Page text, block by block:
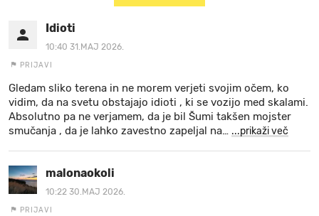
Idioti
10:40 31.MAJ 2026.
PRIJAVI
Gledam sliko terena in ne morem verjeti svojim očem, ko
vidim, da na svetu obstajajo idioti , ki se vozijo med skalami.
Absolutno pa ne verjamem, da je bil Šumi takšen mojster
smučanja , da je lahko zavestno zapeljal na… ...prikaži več
malonaokoli
10:22 30.MAJ 2026.
PRIJAVI